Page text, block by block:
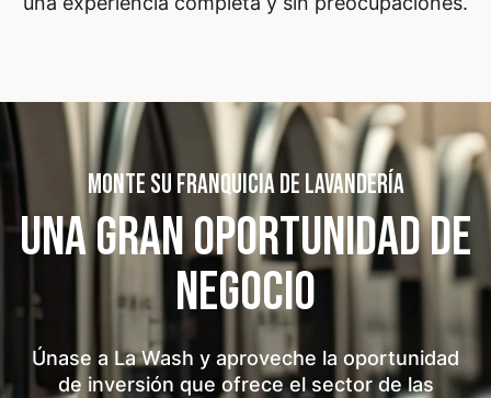
MONTE SU FRANQUICIA DE LAVANDERÍA
UNA GRAN OPORTUNIDADDE
NEGOCIO
Únase a La Wash y aproveche la oportunidad
de inversión que ofrece el sector de las